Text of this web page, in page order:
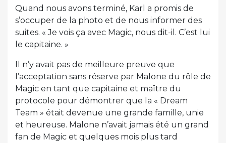
Quand nous avons terminé, Karl a promis de
s’occuper de la photo et de nous informer des
suites. « Je vois ça avec Magic, nous dit-il. C’est lui
le capitaine. »
Il n’y avait pas de meilleure preuve que
l’acceptation sans réserve par Malone du rôle de
Magic en tant que capitaine et maître du
protocole pour démontrer que la « Dream
Team » était devenue une grande famille, unie
et heureuse. Malone n’avait jamais été un grand
fan de Magic et quelques mois plus tard